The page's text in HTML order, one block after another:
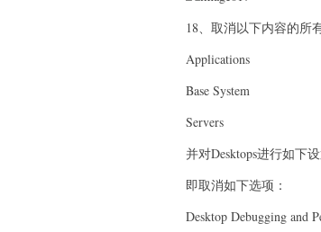
18、取消以下内容的所
Applications
Base System
Servers
并对Desktops进行如下
即取消如下选项：
Desktop Debugging and